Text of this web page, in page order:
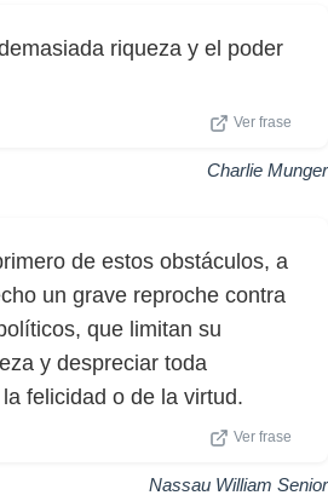
riqueza y el poder
Ver frase
Charlie Munger
de estos obstáculos, a
un grave reproche contra
que limitan su
y despreciar toda
felicidad o de la virtud.
Ver frase
Nassau William Senior